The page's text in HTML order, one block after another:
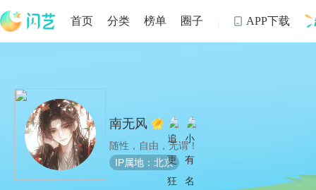
首页 分类 榜单 圈子  APP下载
南无风
随性，自由，无谓！
IP属地：北京